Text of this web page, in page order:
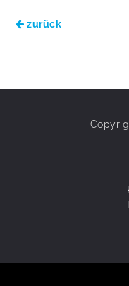
zurück